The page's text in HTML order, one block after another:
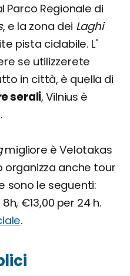
Parco Regionale di
, e la zona dei Laghi
pista ciclabile. L'
se utilizzerete
in città, è quella di
serali, Vilnius è
migliore è Velotakas
organizza anche tour
sono le seguenti:
€13,00 per 24 h.
.